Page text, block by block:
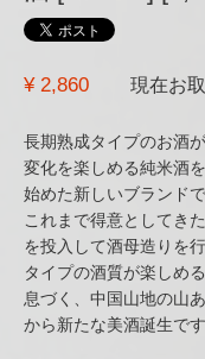
¥ 2,860 現在お
長期熟成タイプのお酒
変化を楽しめる純米酒
始めた新しいブランドで
これまで得意としてき
を投入して酒母造りを
タイプの酒質が楽しめ
息づく、中国山地の山
から新たな美酒誕生です